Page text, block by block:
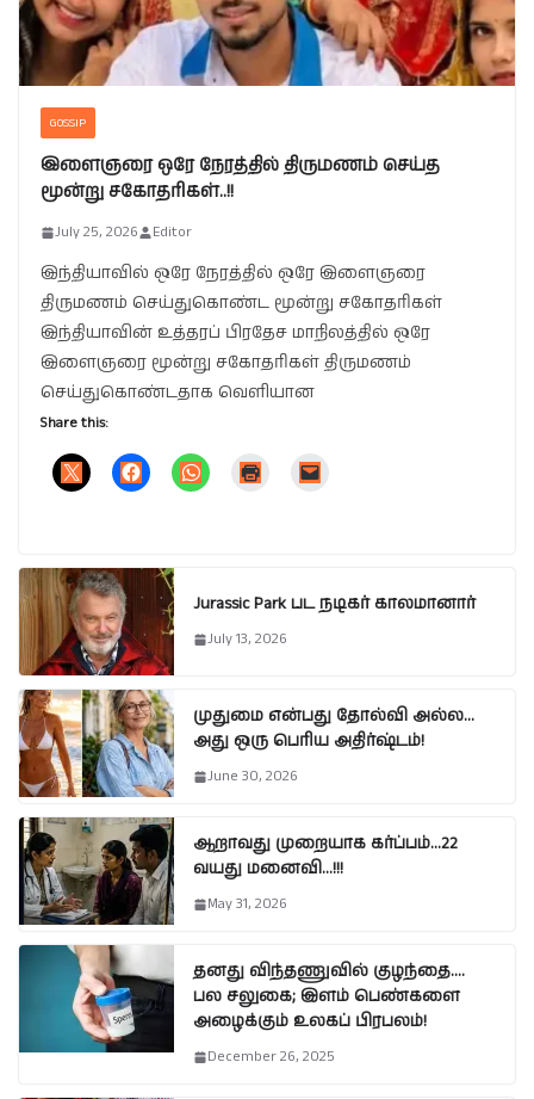
GOSSIP
இளைஞரை ஒரே நேரத்தில் திருமணம் செய்த
மூன்று சகோதரிகள்..!!
July 25, 2026 Editor
இந்தியாவில் ஒரே நேரத்தில் ஒரே இளைஞரை
திருமணம் செய்துகொண்ட மூன்று சகோதரிகள்
இந்தியாவின் உத்தரப் பிரதேச மாநிலத்தில் ஒரே
இளைஞரை மூன்று சகோதரிகள் திருமணம்
செய்துகொண்டதாக வெளியான
Share this:
Jurassic Park பட நடிகர் காலமானார்
July 13, 2026
முதுமை என்பது தோல்வி அல்ல…
அது ஒரு பெரிய அதிர்ஷ்டம்!
June 30, 2026
ஆறாவது முறையாக கர்ப்பம்…22
வயது மனைவி…!!!
May 31, 2026
தனது விந்தணுவில் குழந்தை….
பல சலுகை; இளம் பெண்களை
அழைக்கும் உலகப் பிரபலம்!
December 26, 2025